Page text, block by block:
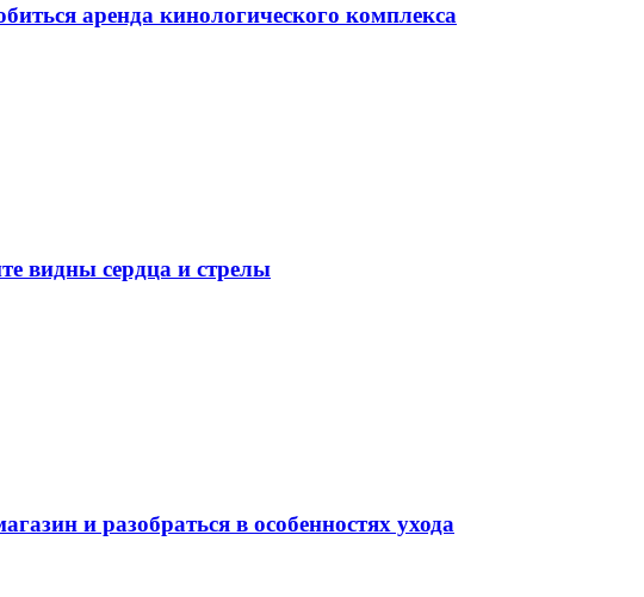
аренда кинологического комплекса
видны сердца и стрелы
и разобраться в особенностях ухода